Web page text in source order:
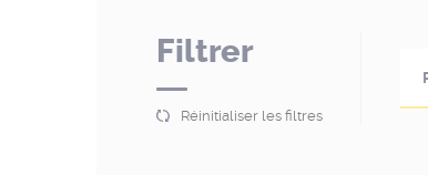
Filtrer
Réinitialiser les filtres